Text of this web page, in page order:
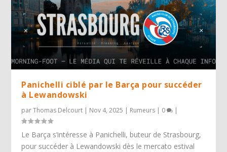
Panichelli ciblé par le Barça pour succéder
à Lewandowski
parThomas Delcourt | Nov 4, 2025 | Rumeurs | 0 |
Le Barça s’intéresse à Panichelli, buteur de Strasbourg,
pour succéder à Lewandowski dès le mercato estival